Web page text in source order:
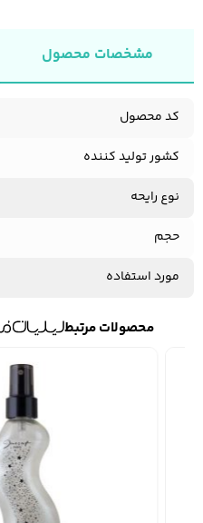
مشخصات محصول
کد محصول
کشور تولید کننده
نوع رایحه
حجم
مورد استفاده
محصولات مرتبط